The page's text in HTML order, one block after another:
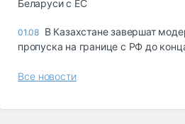
Беларуси с ЕС
01.08 В Казахстане завершат
пропуска на границе с РФ до
Все новости